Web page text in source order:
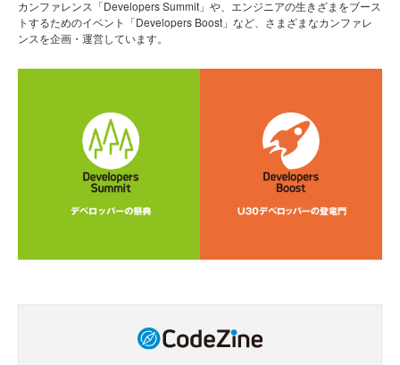
カンファレンス「Developers Summit」や、エンジニアの生きざまをブース
トするためのイベント「Developers Boost」など、さまざまなカンファレ
ンスを企画・運営しています。